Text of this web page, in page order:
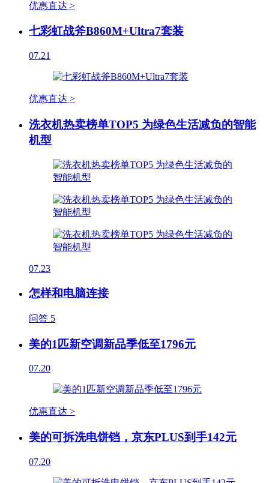
优惠直达 >
七彩虹战斧B860M+Ultra7套装
07.21
优惠直达 >
洗衣机热卖榜单TOP5 为绿色生活减负的智能
机型
07.23
怎样和电脑连接
问答 5
美的1匹新空调新品季低至1796元
07.20
优惠直达 >
美的可拆洗电饼铛，京东PLUS到手142元
07.20